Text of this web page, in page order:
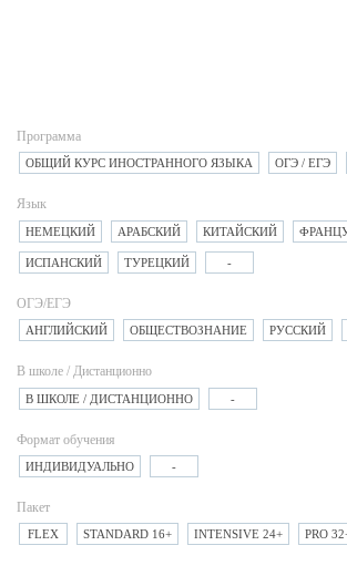
Программа
ОБЩИЙ КУРС ИНОСТРАННОГО ЯЗЫКА ОГЭ / ЕГЭ
Язык
НЕМЕЦКИЙ АРАБСКИЙ КИТАЙСКИЙ
ИСПАНСКИЙ ТУРЕЦКИЙ -
ОГЭ/ЕГЭ
АНГЛИЙСКИЙ ОБЩЕСТВОЗНАНИЕ РУССКИЙ
В школе / Дистанционно
В ШКОЛЕ / ДИСТАНЦИОННО -
Формат обучения
ИНДИВИДУАЛЬНО -
Пакет
FLEX STANDARD 16+ INTENSIVE 24+ PRO